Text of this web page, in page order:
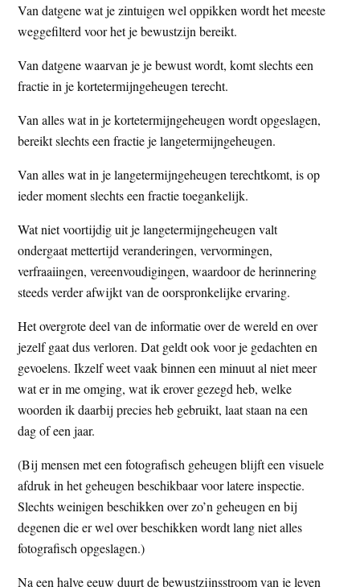
e
Van datgene wat je zintuigen wel oppikken wordt het meeste
weggefilterd voor het je bewustzijn bereikt.
Van datgene waarvan je je bewust wordt, komt slechts een
fractie in je kortetermijngeheugen terecht.
Van alles wat in je kortetermijngeheugen wordt opgeslagen,
bereikt slechts een fractie je langetermijngeheugen.
Van alles wat in je langetermijngeheugen terechtkomt, is op
ieder moment slechts een fractie toegankelijk.
Wat niet voortijdig uit je langetermijngeheugen valt
ondergaat mettertijd veranderingen, vervormingen,
verfraaiingen, vereenvoudigingen, waardoor de herinnering
steeds verder afwijkt van de oorspronkelijke ervaring.
Het overgrote deel van de informatie over de wereld en over
jezelf gaat dus verloren. Dat geldt ook voor je gedachten en
gevoelens. Ikzelf weet vaak binnen een minuut al niet meer
wat er in me omging, wat ik erover gezegd heb, welke
woorden ik daarbij precies heb gebruikt, laat staan na een
dag of een jaar.
(Bij mensen met een fotografisch geheugen blijft een visuele
afdruk in het geheugen beschikbaar voor latere inspectie.
Slechts weinigen beschikken over zo’n geheugen en bij
degenen die er wel over beschikken wordt lang niet alles
fotografisch opgeslagen.)
Na een halve eeuw duurt de bewustzijnsstroom van je leven